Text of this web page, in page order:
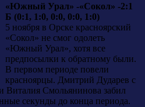
«Южный Урал» -«Сокол» -2:1
Б (0:1, 1:0, 0:0, 0:0, 1:0)
5 ноября в Орске красноярский
«Сокол» не смог одолеть
«Южный Урал», хотя все
предпосылки к обратному были.
В первом периоде повели
красноярцы. Дмитрий Дударев с
Виталия Смольянинова забил
секунды до конца периода.